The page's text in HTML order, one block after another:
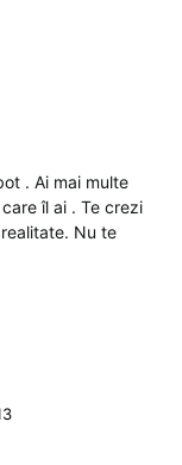
. Ai mai multe
îl ai . Te crezi
Nu te